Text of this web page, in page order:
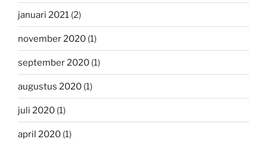
januari 2021 (2)
november 2020 (1)
september 2020 (1)
augustus 2020 (1)
juli 2020 (1)
april 2020 (1)